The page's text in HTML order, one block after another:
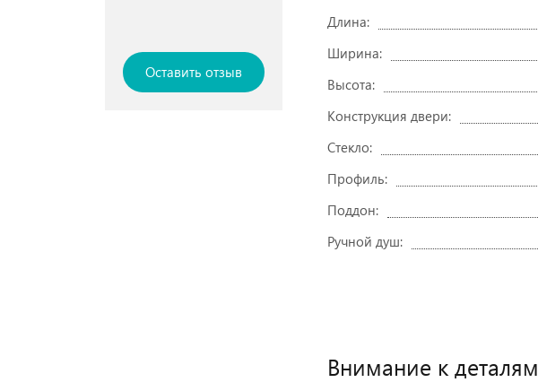
Оставить отзыв
Длина:
Ширина:
Высота:
Конструкция двери:
Стекло:
Профиль:
Поддон:
Ручной душ:
Внимание к деталям